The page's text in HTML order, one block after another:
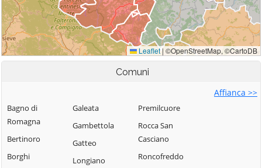
Comuni
Affianca >>
Bagno di
Romagna
Bertinoro
Borghi
Galeata
Gambettola
Gatteo
Longiano
Premilcuore
Rocca San
Casciano
Roncofreddo